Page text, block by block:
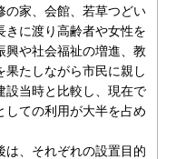
家、会館、若草つどい
きに渡り高齢者や女性を
興や社会福祉の増進、教
たしながら市民に親し
設当時と比較し、現在で
しての利用が大半を占め
、それぞれの設置目的